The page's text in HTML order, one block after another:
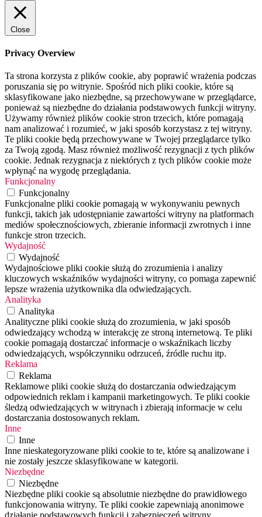
Close
Privacy Overview
Ta strona korzysta z plików cookie, aby poprawić wrażenia podczas
poruszania się po witrynie. Spośród nich pliki cookie, które są
sklasyfikowane jako niezbędne, są przechowywane w przeglądarce,
ponieważ są niezbędne do działania podstawowych funkcji witryny.
Używamy również plików cookie stron trzecich, które pomagają
nam analizować i rozumieć, w jaki sposób korzystasz z tej witryny.
Te pliki cookie będą przechowywane w Twojej przeglądarce tylko
za Twoją zgodą. Masz również możliwość rezygnacji z tych plików
cookie. Jednak rezygnacja z niektórych z tych plików cookie może
wpłynąć na wygodę przeglądania.
Funkcjonalny
Funkcjonalny
Funkcjonalne pliki cookie pomagają w wykonywaniu pewnych
funkcji, takich jak udostępnianie zawartości witryny na platformach
mediów społecznościowych, zbieranie informacji zwrotnych i inne
funkcje stron trzecich.
Wydajność
Wydajność
Wydajnościowe pliki cookie służą do zrozumienia i analizy
kluczowych wskaźników wydajności witryny, co pomaga zapewnić
lepsze wrażenia użytkownika dla odwiedzających.
Analityka
Analityka
Analityczne pliki cookie służą do zrozumienia, w jaki sposób
odwiedzający wchodzą w interakcję ze stroną internetową. Te pliki
cookie pomagają dostarczać informacje o wskaźnikach liczby
odwiedzających, współczynniku odrzuceń, źródle ruchu itp.
Reklama
Reklama
Reklamowe pliki cookie służą do dostarczania odwiedzającym
odpowiednich reklam i kampanii marketingowych. Te pliki cookie
śledzą odwiedzających w witrynach i zbierają informacje w celu
dostarczania dostosowanych reklam.
Inne
Inne
Inne nieskategoryzowane pliki cookie to te, które są analizowane i
nie zostały jeszcze sklasyfikowane w kategorii.
Niezbędne
Niezbędne
Niezbędne pliki cookie są absolutnie niezbędne do prawidłowego
funkcjonowania witryny. Te pliki cookie zapewniają anonimowe